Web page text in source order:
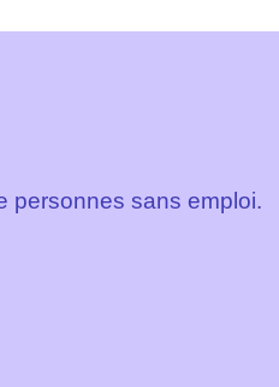
personnes sans emploi.